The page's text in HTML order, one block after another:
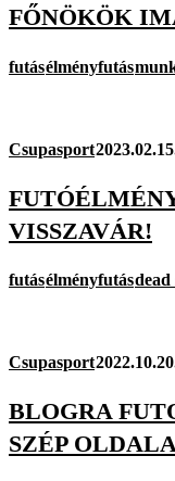
FŐNÖKÖK
futásélményfutás
Csupasport
VISSZAVÁR!
futásélményfutásdead
Csupasport
BLOGRA
SZÉP